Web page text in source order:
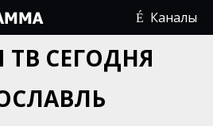
Каналы
СЕГОДНЯ